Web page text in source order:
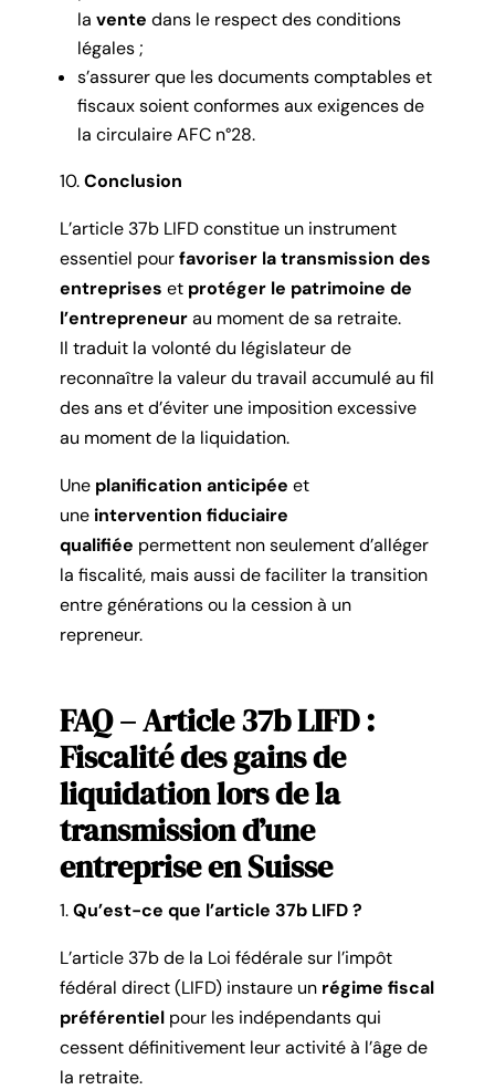
la vente dans le respect des conditions
légales ;
s’assurer que les documents comptables et
fiscaux soient conformes aux exigences de
la circulaire AFC n°28.
Conclusion
L’article 37b LIFD constitue un instrument
essentiel pourfavoriser la transmission des
entreprises et protéger le patrimoine de
l’entrepreneurau moment de sa retraite.
Il traduit la volonté du législateur de
reconnaître la valeur du travail accumulé au fil
des ans et d’éviter une imposition excessive
au moment de la liquidation.
Une planification anticipée et
une intervention fiduciaire
qualifiée permettent non seulement d’alléger
la fiscalité, mais aussi de faciliter la transition
entre générations ou la cession à un
repreneur.
FAQ – Article 37b LIFD :
Fiscalité des gains de
liquidation lors de la
transmission d’une
entreprise en Suisse
Qu’est-ce que l’article 37b LIFD ?
L’article 37b de la Loi fédérale sur l’impôt
fédéral direct (LIFD) instaure un régime fiscal
préférentielpour les indépendants qui
cessent définitivement leur activité à l’âge de
la retraite.